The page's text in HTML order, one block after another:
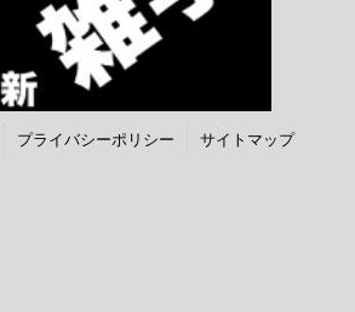
プライバシーポリシー サイトマップ